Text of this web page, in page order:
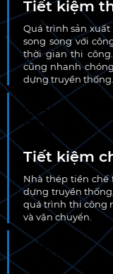
Tiết kiệm
Quá trình sản
song song với
thời gian thi
cũng nhanh
dựng truyền thống.
Tiết kiệm
Nhà thép tiền chế
dựng truyền
quá trình thi công
và vận chuyển.